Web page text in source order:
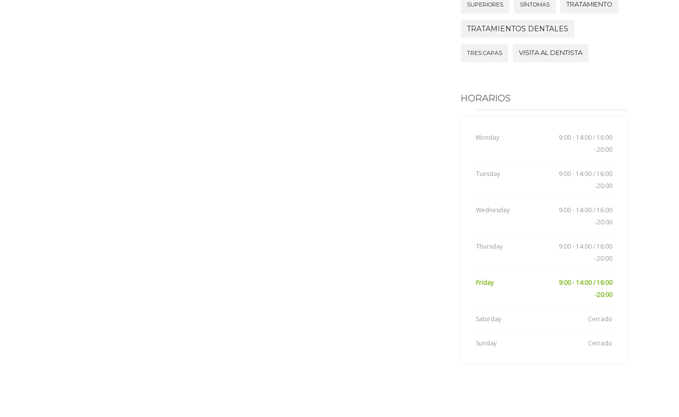
SUPERIORES SÍNTOMAS TRATAMIENTO
TRATAMIENTOS DENTALES
TRES CAPAS VISITA AL DENTISTA
HORARIOS
Monday
9:00 - 14:00 / 16:00
-20:00
Tuesday
9:00 - 14:00 / 16:00
-20:00
Wednesday
9:00 - 14:00 / 16:00
-20:00
Thursday
9:00 - 14:00 / 16:00
-20:00
Friday
9:00 - 14:00 / 16:00
-20:00
Saturday Cerrado
Sunday Cerrado